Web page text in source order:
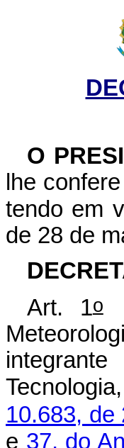
O
lhe
tendo em
de 28 de
Art. 1o
10.683, de
e 37, do